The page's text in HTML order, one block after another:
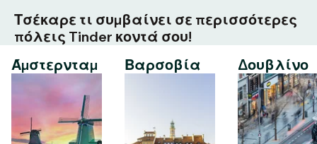
Τσέκαρε τι συμβαίνει σε περισσότερες
πόλεις Tinder κοντά σου!
Άμστερνταμ
Βαρσοβία Δουβλίνο